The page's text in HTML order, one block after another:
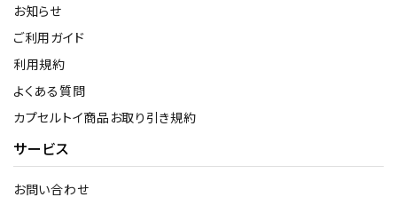
お知らせ
ご利用ガイド
利用規約
よくある質問
カプセルトイ商品お取り引き規約
サービス
お問い合わせ